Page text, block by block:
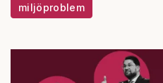
miljöproblem